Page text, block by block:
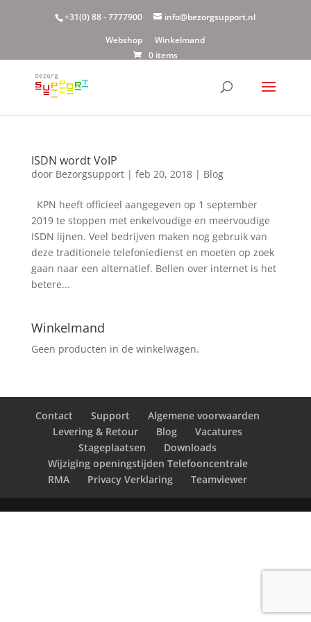
+31(0) 88 - 7777900
info@bezorgsupport.nl
Webshop
Winkelmand
0 items
ISDN wordt VoIP
door Bezorgsupport| feb 20, 2018| Blog
KPN heeft officieel aangegeven op 1 september
2019 te stoppen met enkelvoudige en meervoudige
ISDN lijnen. Veel bedrijven maken nog gebruik van
deze traditionele telefoniedienst en moeten op zoek
gaan naar een alternatief. Bellen over internet is het
betere...
Winkelmand
Geen producten in de winkelwagen.
Contact Support
Algemene voorwaarden
Levering & Retour
Blog
Vacatures
Stageplaatsen
Downloads
Wijziging openingstijden Telefooncentrale
RMA
Privacy Verklaring Teamviewer